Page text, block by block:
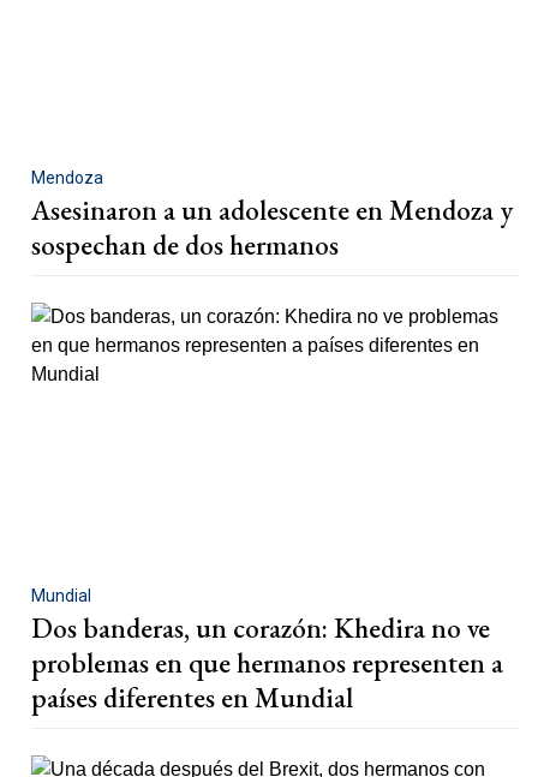
Mendoza
Asesinaron a un adolescente en Mendoza y
sospechan de dos hermanos
Mundial
Dos banderas, un corazón: Khedira no ve
problemas en que hermanos representen a
países diferentes en Mundial